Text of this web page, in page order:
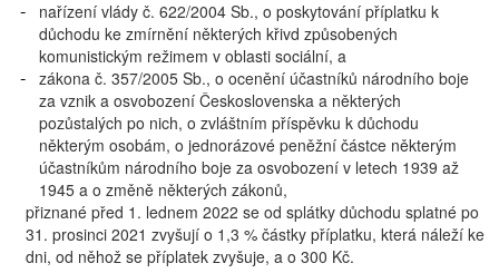
nařízení vlády č. 622/2004 Sb., o poskytování příplatku k
důchodu ke zmírnění některých křivd způsobených
komunistickým režimem v oblasti sociální, a
zákona č. 357/2005 Sb., o ocenění účastníků národního boje
za vznik a osvobození Československa a některých
pozůstalých po nich, o zvláštním příspěvku k důchodu
některým osobám, o jednorázové peněžní částce některým
účastníkům národního boje za osvobození v letech 1939 až
1945 a o změně některých zákonů,
přiznané před 1. lednem 2022 se od splátky důchodu splatné po
31. prosinci 2021 zvyšují o 1,3 % částky příplatku, která náleží ke
dni, od něhož se příplatek zvyšuje, a o 300 Kč.